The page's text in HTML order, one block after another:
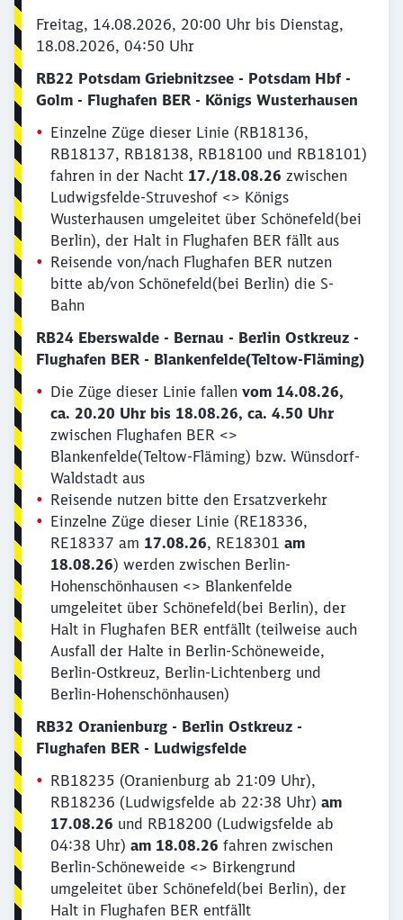
Freitag, 14.08.2026, 20:00 Uhr bis Dienstag,
18.08.2026, 04:50 Uhr
RB22 Potsdam Griebnitzsee - Potsdam Hbf -
Golm - Flughafen BER - Königs Wusterhausen
Einzelne Züge dieser Linie (RB18136,
RB18137, RB18138, RB18100 und RB18101)
fahren in der Nacht 17./18.08.26 zwischen
Ludwigsfelde-Struveshof <> Königs
Wusterhausen umgeleitet über Schönefeld(bei
Berlin), der Halt in Flughafen BER fällt aus
Reisende von/nach Flughafen BER nutzen
bitte ab/von Schönefeld(bei Berlin) die S-
Bahn
RB24 Eberswalde - Bernau - Berlin Ostkreuz -
Flughafen BER - Blankenfelde(Teltow-Fläming)
Die Züge dieser Linie fallen vom 14.08.26,
ca. 20.20 Uhr bis 18.08.26, ca. 4.50 Uhr
zwischen Flughafen BER <>
Blankenfelde(Teltow-Fläming) bzw. Wünsdorf-
Waldstadt aus
Reisende nutzen bitte den Ersatzverkehr
Einzelne Züge dieser Linie (RE18336,
RE18337 am 17.08.26, RE18301 am
18.08.26) werden zwischen Berlin-
Hohenschönhausen <> Blankenfelde
umgeleitet über Schönefeld(bei Berlin), der
Halt in Flughafen BER entfällt (teilweise auch
Ausfall der Halte in Berlin-Schöneweide,
Berlin-Ostkreuz, Berlin-Lichtenberg und
Berlin-Hohenschönhausen)
RB32 Oranienburg - Berlin Ostkreuz -
Flughafen BER - Ludwigsfelde
RB18235 (Oranienburg ab 21:09 Uhr),
RB18236 (Ludwigsfelde ab 22:38 Uhr) am
17.08.26 und RB18200 (Ludwigsfelde ab
04:38 Uhr) am 18.08.26 fahren zwischen
Berlin-Schöneweide <> Birkengrund
umgeleitet über Schönefeld(bei Berlin), der
Halt in Flughafen BER entfällt